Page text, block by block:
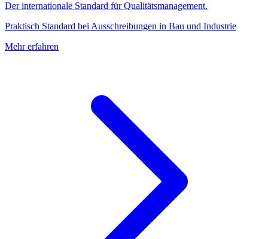
Der internationale Standard für Qualitätsmanagement.
Praktisch Standard bei Ausschreibungen in Bau und Industrie
Mehr erfahren